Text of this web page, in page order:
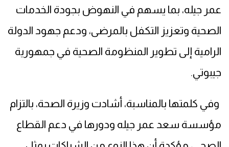
عمر جيله، بما يسهم في النهوض بجودة الخدمات
الصحية وتعزيز التكفل بالمرضى، ودعم جهود الدولة
الرامية إلى تطوير المنظومة الصحية في جمهورية
جيبوتي.
وفي كلمتها بالمناسبة، أشادت وزيرة الصحة، بالتزام
مؤسسة سعد عمر جيله ودورها في دعم القطاع